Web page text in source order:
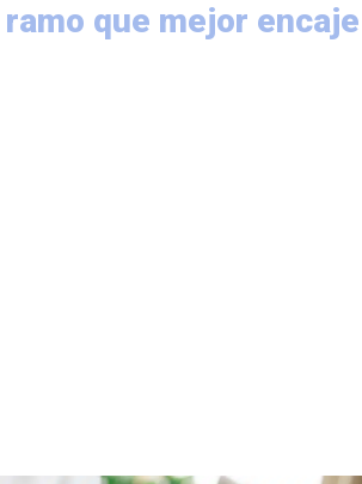
que mejor encaje